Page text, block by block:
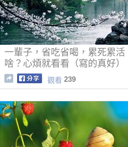
一輩子，省吃省喝，累死累活
啥？心煩就看看（寫的真好）
觀看 239